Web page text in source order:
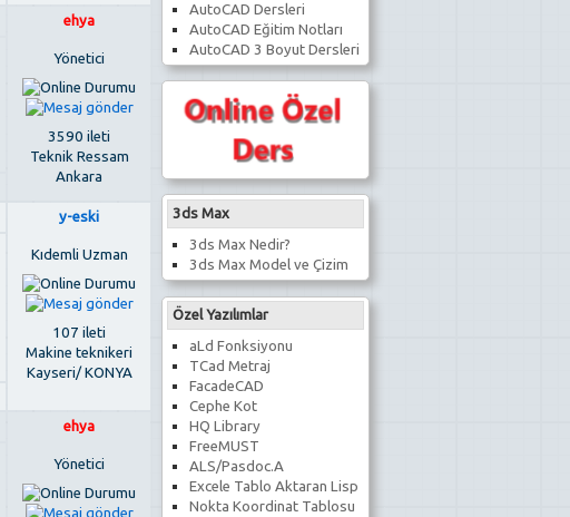
AutoCAD Dersleri
AutoCAD Eğitim Notları
AutoCAD 3 Boyut Dersleri
3ds Max
3ds Max Nedir?
3ds Max Model ve Çizim
Özel Yazılımlar
aLd Fonksiyonu
TCad Metraj
FacadeCAD
Cephe Kot
HQ Library
FreeMUST
ALS/Pasdoc.A
Excele Tablo Aktaran Lisp
Nokta Koordinat Tablosu
ehya
Yönetici
3590 ileti
Teknik Ressam
Ankara
y-eski
Kıdemli Uzman
107 ileti
Makine teknikeri
Kayseri/ KONYA
ehya
Yönetici